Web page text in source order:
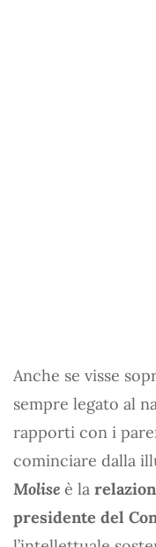
Anche se visse
sempre legato al
rapporti con i
cominciare dalla
Molise è la
presidente del